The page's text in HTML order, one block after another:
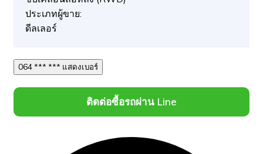
ประเภทผู้ขาย:
ดีลเลอร์
064 *** *** แสดงเบอร์
ติดต่อซื้อรถผ่าน Line